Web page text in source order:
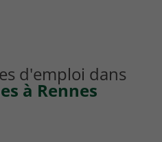
d'emploi dans
à Rennes